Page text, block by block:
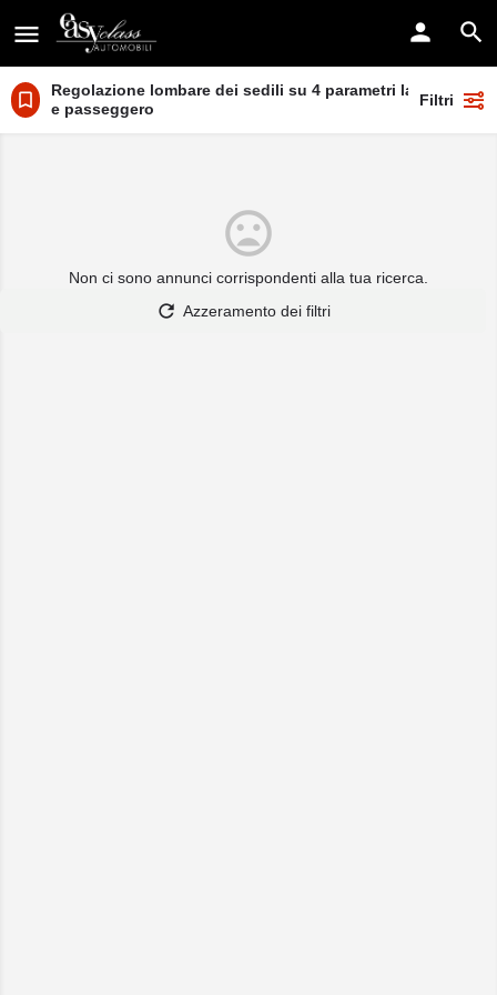
Regolazione lombare dei sedili su 4 parametri lato guida
e passeggero
Filtri
Non ci sono annunci corrispondenti alla tua ricerca.
Azzeramento dei filtri